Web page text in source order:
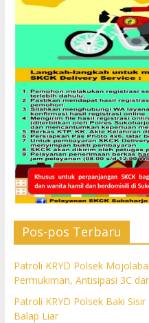
Pos-pos Terbaru
Patroli KRYD Polsek
Permukiman, Antisipasi 3C
Patroli KRYD Polsek Baki
Balap Liar